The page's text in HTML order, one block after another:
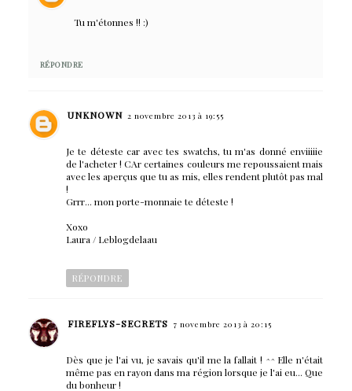
Tu m'étonnes !! :)
RÉPONDRE
UNKNOWN 2 novembre 2013 à 19:55
Je te déteste car avec tes swatchs, tu m'as donné enviiiiie
de l'acheter ! CAr certaines couleurs me repoussaient mais
avec les aperçus que tu as mis, elles rendent plutôt pas mal
!
Grrr... mon porte-monnaie te déteste !
Xoxo
Laura / Leblogdelaau
RÉPONDRE
FIREFLYS-SECRETS 7 novembre 2013 à 20:15
Dès que je l'ai vu, je savais qu'il me la fallait ! ^^ Elle n'était
même pas en rayon dans ma région lorsque je l'ai eu... Que
du bonheur !